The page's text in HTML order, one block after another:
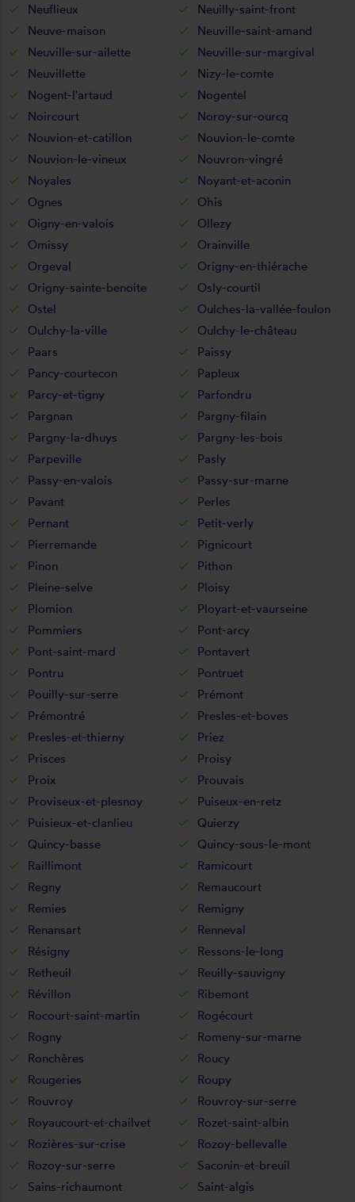
Neuflieux
Neuilly-saint-front
Neuve-maison
Neuville-saint-amand
Neuville-sur-ailette
Neuville-sur-margival
Neuvillette
Nizy-le-comte
Nogent-l'artaud
Nogentel
Noircourt
Noroy-sur-ourcq
Nouvion-et-catillon
Nouvion-le-comte
Nouvion-le-vineux
Nouvron-vingré
Noyales
Noyant-et-aconin
Ognes
Ohis
Oigny-en-valois
Ollezy
Omissy
Orainville
Orgeval
Origny-en-thiérache
Origny-sainte-benoite
Osly-courtil
Ostel
Oulches-la-vallée-foulon
Oulchy-la-ville
Oulchy-le-château
Paars
Paissy
Pancy-courtecon
Papleux
Parcy-et-tigny
Parfondru
Pargnan
Pargny-filain
Pargny-la-dhuys
Pargny-les-bois
Parpeville
Pasly
Passy-en-valois
Passy-sur-marne
Pavant
Perles
Pernant
Petit-verly
Pierremande
Pignicourt
Pinon
Pithon
Pleine-selve
Ploisy
Plomion
Ployart-et-vaurseine
Pommiers
Pont-arcy
Pont-saint-mard
Pontavert
Pontru
Pontruet
Pouilly-sur-serre
Prémont
Prémontré
Presles-et-boves
Presles-et-thierny
Priez
Prisces
Proisy
Proix
Prouvais
Proviseux-et-plesnoy
Puiseux-en-retz
Puisieux-et-clanlieu
Quierzy
Quincy-basse
Quincy-sous-le-mont
Raillimont
Ramicourt
Regny
Remaucourt
Remies
Remigny
Renansart
Renneval
Résigny
Ressons-le-long
Retheuil
Reuilly-sauvigny
Révillon
Ribemont
Rocourt-saint-martin
Rogécourt
Rogny
Romeny-sur-marne
Ronchères
Roucy
Rougeries
Roupy
Rouvroy
Rouvroy-sur-serre
Royaucourt-et-chailvet
Rozet-saint-albin
Rozières-sur-crise
Rozoy-bellevalle
Rozoy-sur-serre
Saconin-et-breuil
Sains-richaumont
Saint-algis